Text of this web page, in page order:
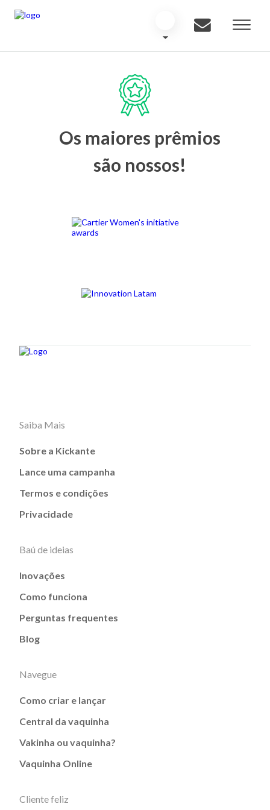
Os maiores prêmios
são nossos!
Saiba Mais
Sobre a Kickante
Lance uma campanha
Termos e condições
Privacidade
Baú de ideias
Inovações
Como funciona
Perguntas frequentes
Blog
Navegue
Como criar e lançar
Central da vaquinha
Vakinha ou vaquinha?
Vaquinha Online
Cliente feliz